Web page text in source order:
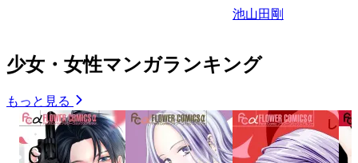
池山田剛
少女・女性マンガランキング
もっと見る